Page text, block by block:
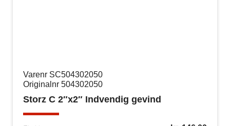
Varenr SC504302050
Originalnr 504302050
Storz C 2″x2″ Indvendig gevind